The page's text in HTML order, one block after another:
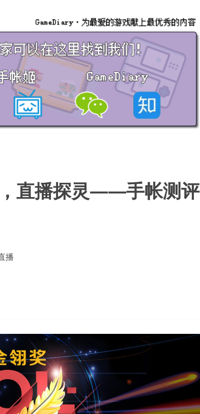
，直播探灵——手帐测评
播